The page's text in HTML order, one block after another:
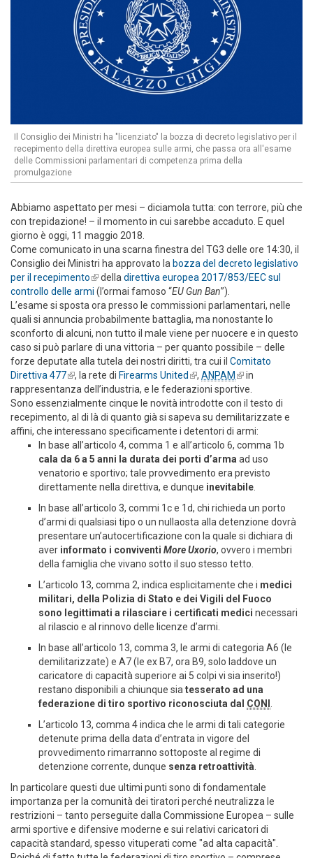
Il Consiglio dei Ministri ha "licenziato" la bozza di decreto legislativo per il
recepimento della direttiva europea sulle armi, che passa ora all'esame
delle Commissioni parlamentari di competenza prima della
promulgazione
Abbiamo aspettato per mesi – diciamola tutta: con terrore, più che
con trepidazione! – il momento in cui sarebbe accaduto. E quel
giorno è oggi, 11 maggio 2018.
Come comunicato in una scarna finestra del TG3 delle ore 14:30, il
Consiglio dei Ministri ha approvato la bozza del decreto legislativo
per il recepimento(link is external)
della direttiva europea 2017/853/EEC sul
controllo delle armi (l’ormai famoso “EU Gun Ban”).
L’esame si sposta ora presso le commissioni parlamentari, nelle
quali si annuncia probabilmente battaglia, ma nonostante lo
sconforto di alcuni, non tutto il male viene per nuocere e in questo
caso si può parlare di una vittoria – per quanto possibile – delle
forze deputate alla tutela dei nostri diritti, tra cui il Comitato
Direttiva 477(link is external)
, la rete di Firearms United (link is external)
, ANPAM (link is
external)
in
rappresentanza dell’industria, e le federazioni sportive.
Sono essenzialmente cinque le novità introdotte con il testo di
recepimento, al di là di quanto già si sapeva su demilitarizzate e
affini, che interessano specificamente i detentori di armi:
In base all’articolo 4, comma 1 e all’articolo 6, comma 1b
cala da 6 a 5 anni la durata dei porti d’arma ad uso
venatorio e sportivo; tale provvedimento era previsto
direttamente nella direttiva, e dunque inevitabile
In base all’articolo 3, commi 1c e 1d, chi richieda un porto
d’armi di qualsiasi tipo o un nullaosta alla detenzione dovrà
presentare un’autocertificazione con la quale si dichiara di
aver informato i conviventi More Uxorio, ovvero i membri
della famiglia che vivano sotto il suo stesso tetto.
L’articolo 13, comma 2, indica esplicitamente che i medici
militari, della Polizia di Stato e dei Vigili del Fuoco
sono legittimati a rilasciare i certificati medici necessari
al rilascio e al rinnovo delle licenze d’armi.
In base all’articolo 13, comma 3, le armi di categoria A6 (le
demilitarizzate) e A7 (le ex B7, ora B9, solo laddove un
caricatore di capacità superiore ai 5 colpi vi sia inserito!)
restano disponibili a chiunque sia tesserato ad una
federazione di tiro sportivo riconosciuta dal CONI
L’articolo 13, comma 4 indica che le armi di tali categorie
detenute prima della data d’entrata in vigore del
provvedimento rimarranno sottoposte al regime di
detenzione corrente, dunque senza retroattività
In particolare questi due ultimi punti sono di fondamentale
importanza per la comunità dei tiratori perché neutralizza le
restrizioni – tanto perseguite dalla Commissione Europea – sulle
armi sportive e difensive moderne e sui relativi caricatori di
capacità standard, spesso vituperati come "ad alta capacità".